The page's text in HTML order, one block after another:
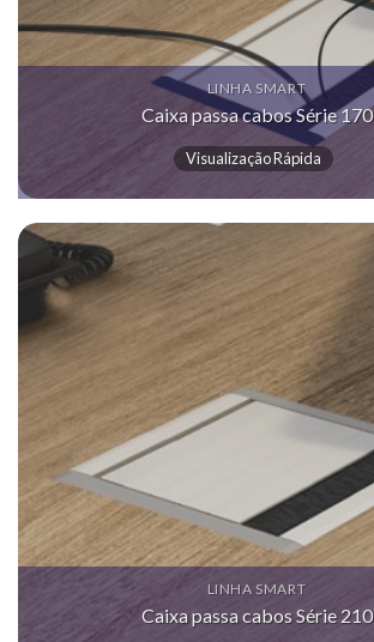
LINHA SMART
Caixa passa cabos Série 170
Visualização Rápida
LINHA SMART
Caixa passa cabos Série 210